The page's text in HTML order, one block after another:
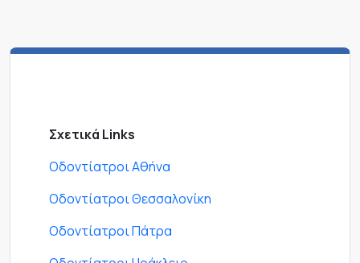
Σχετικά Links
Οδοντίατροι Αθήνα
Οδοντίατροι Θεσσαλονίκη
Οδοντίατροι Πάτρα